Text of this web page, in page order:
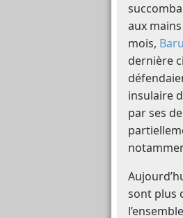
aux
mois,
dernière
insulaire
par ses
sont plus